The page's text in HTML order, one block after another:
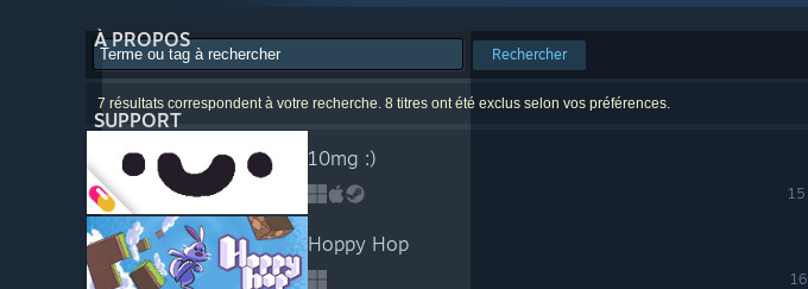
À PROPOS
SUPPORT
Rechercher
7 résultats correspondent à votre recherche. 8 titres ont été exclus selon vos préférences.
10mg :)
Hoppy Hop